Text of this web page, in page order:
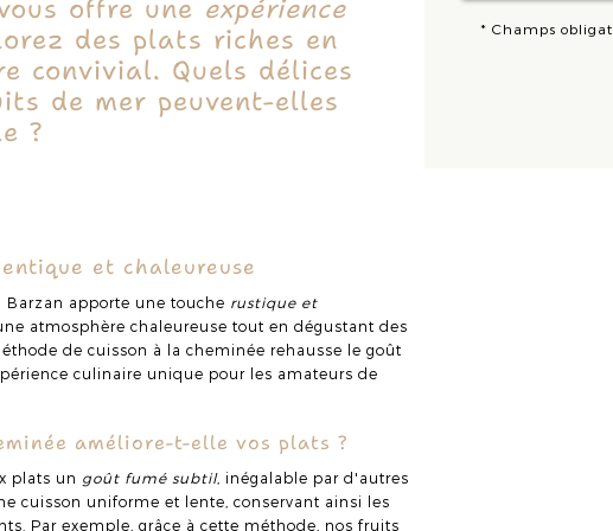
offre une expérience
des plats riches en
convivial. Quels délices
de mer peuvent-elles
?
et chaleureuse
Barzan apporte une touche rustique et
atmosphère chaleureuse tout en dégustant des
de cuisson à la cheminée rehausse le goût
culinaire unique pour les amateurs de
améliore-t-elle vos plats ?
plats un goût fumé subtil, inégalable par d'autres
cuisson uniforme et lente, conservant ainsi les
Par exemple, grâce à cette méthode, nos fruits
* Champs